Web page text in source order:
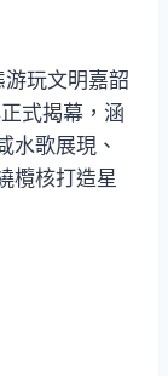
玩文明嘉韶
式揭幕，涵
水歌展現、
欖核打造星